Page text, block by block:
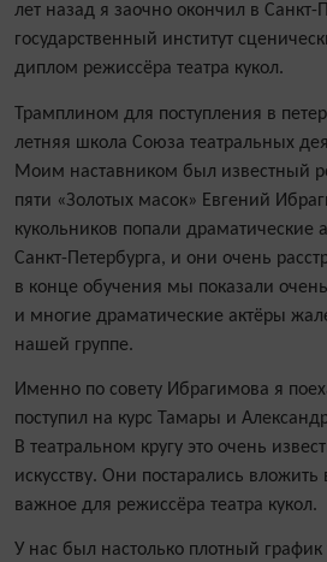
лет назад я заочно окончил в Санкт-
государственный институт
диплом режиссёра театра кукол.
Трамплином для поступления в
летняя школа Союза театральных
Моим наставником был известный
пяти «Золотых масок» Евгений
кукольников попали драматические
Санкт-Петербурга, и они очень
в конце обучения мы показали
и многие драматические актёры
нашей группе.
Именно по совету Ибрагимова я
поступил на курс Тамары и
В театральном кругу это очень
искусству. Они постарались
важное для режиссёра театра кукол.
У нас был настолько плотный график